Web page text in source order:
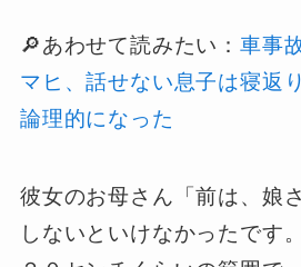
🔎あわせて読みたい： 車事
マヒ、話せない息子は寝返
論理的になった
彼女のお母さん「前は、娘
しないといけなかったです